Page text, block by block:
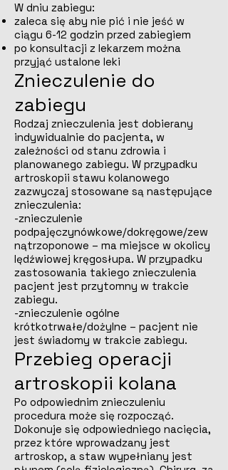
W dniu zabiegu:
zaleca się aby nie pić i nie jeść w
ciągu 6-12 godzin przed zabiegiem
po konsultacji z lekarzem można
przyjąć ustalone leki
Znieczulenie do
zabiegu
Rodzaj znieczulenia jest dobierany
indywidualnie do pacjenta, w
zależności od stanu zdrowia i
planowanego zabiegu. W przypadku
artroskopii stawu kolanowego
zazwyczaj stosowane są następujące
znieczulenia:
-znieczulenie
podpajęczynówkowe/dokręgowe/zew
nątrzoponowe – ma miejsce w okolicy
lędźwiowej kręgosłupa. W przypadku
zastosowania takiego znieczulenia
pacjent jest przytomny w trakcie
zabiegu.
-znieczulenie ogólne
krótkotrwałe/dożylne – pacjent nie
jest świadomy w trakcie zabiegu.
Przebieg operacji
artroskopii kolana
Po odpowiednim znieczuleniu
procedura może się rozpocząć.
Dokonuje się odpowiedniego nacięcia,
przez które wprowadzany jest
artroskop, a staw wypełniany jest